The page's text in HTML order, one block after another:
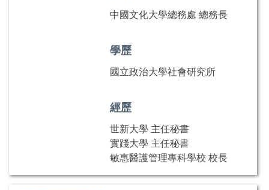
中國文化大學總務處 總務長
學歷
國立政治大學社會研究所
經歷
世新大學 主任秘書
實踐大學 主任秘書
敏惠醫護管理專科學校 校長